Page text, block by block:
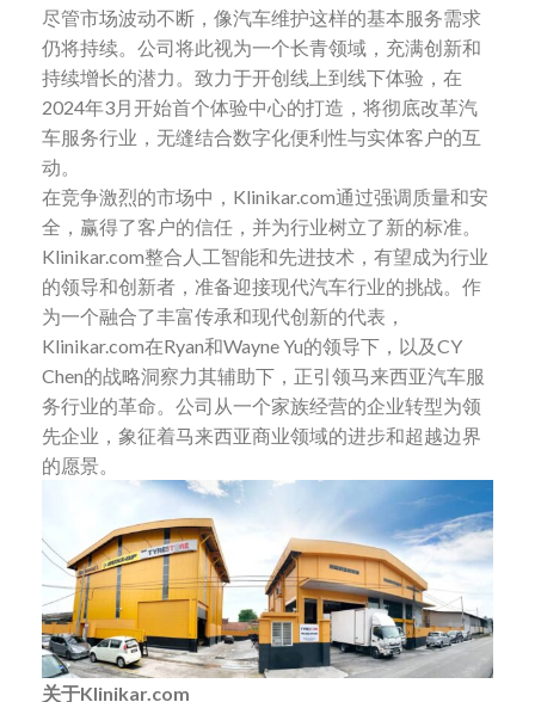
尽管市场波动不断，像汽车维护这样的基本服务需求
仍将持续。公司将此视为一个长青领域，充满创新和
持续增长的潜力。致力于开创线上到线下体验，在
2024年3月开始首个体验中心的打造，将彻底改革汽
车服务行业，无缝结合数字化便利性与实体客户的互
动。
在竞争激烈的市场中，Klinikar.com通过强调质量和安
全，赢得了客户的信任，并为行业树立了新的标准。
Klinikar.com整合人工智能和先进技术，有望成为行业
的领导和创新者，准备迎接现代汽车行业的挑战。作
为一个融合了丰富传承和现代创新的代表，
Klinikar.com在Ryan和Wayne Yu的领导下，以及CY
Chen的战略洞察力其辅助下，正引领马来西亚汽车服
务行业的革命。公司从一个家族经营的企业转型为领
先企业，象征着马来西亚商业领域的进步和超越边界
的愿景。
关于Klinikar.com